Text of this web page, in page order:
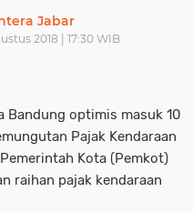
Jabar
2018 | 17:30 WIB
Bandung optimis masuk 10
Pajak Kendaraan
Kota (Pemkot)
raihan pajak kendaraan